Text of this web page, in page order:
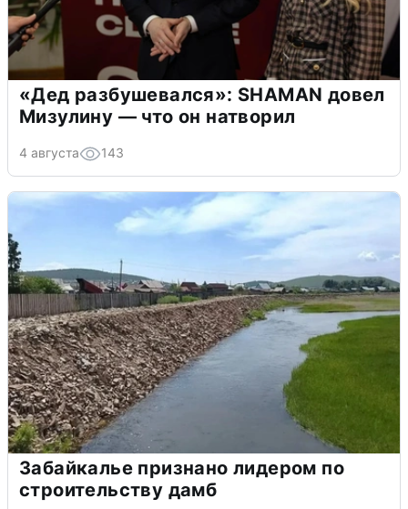
«Дед разбушевался»: SHAMAN довел
Мизулину — что он натворил
4 августа 143
Забайкалье признано лидером по
строительству дамб